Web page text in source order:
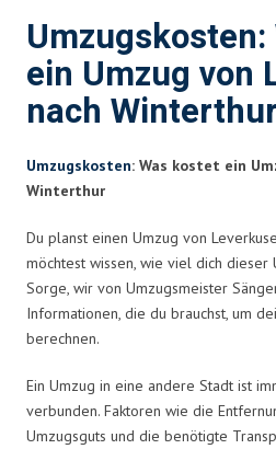
ein Umzug von
nach Winterthur
Umzugskosten: Was kostet ein
Winterthur
Du planst einen Umzug von
möchtest wissen, wie viel dich dieser
Sorge, wir von Umzugsmeister
Informationen, die du brauchst, um
berechnen.
Ein Umzug in eine andere Stadt ist
verbunden. Faktoren wie die
Umzugsguts und die benötigte